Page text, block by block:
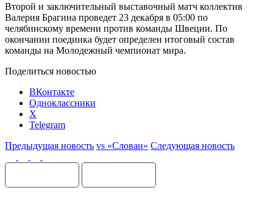
Второй и заключительный выставочный матч коллектив
Валерия Брагина проведет 23 декабря в 05:00 по
челябинскому времени против команды Швеции. По
окончании поединка будет определен итоговый состав
команды на Молодежный чемпионат мира.
Поделиться новостью
ВКонтакте
Одноклассники
X
Telegram
Предыдущая новость vs «Слован» Следующая новость